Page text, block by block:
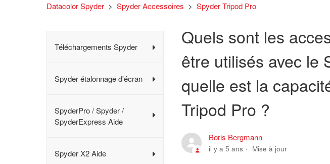
Datacolor Spyder Spyder Accessoires Spyder Tripod Pro
Téléchargements Spyder
Spyder étalonnage d'écran
SpyderPro / Spyder /
SpyderExpress Aide
Spyder X2 Aide
Quels sont les
être utilisés avec le
quelle est la
Tripod Pro ?
Boris Bergmann
il y a 5 ans Mise à jour